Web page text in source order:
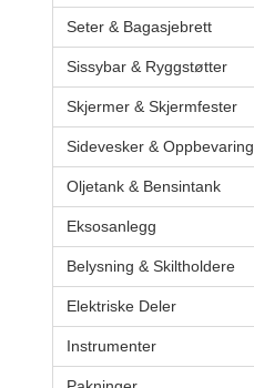
Seter & Bagasjebrett
Sissybar & Ryggstøtter
Skjermer & Skjermfester
Sidevesker & Oppbevaring
Oljetank & Bensintank
Eksosanlegg
Belysning & Skiltholdere
Elektriske Deler
Instrumenter